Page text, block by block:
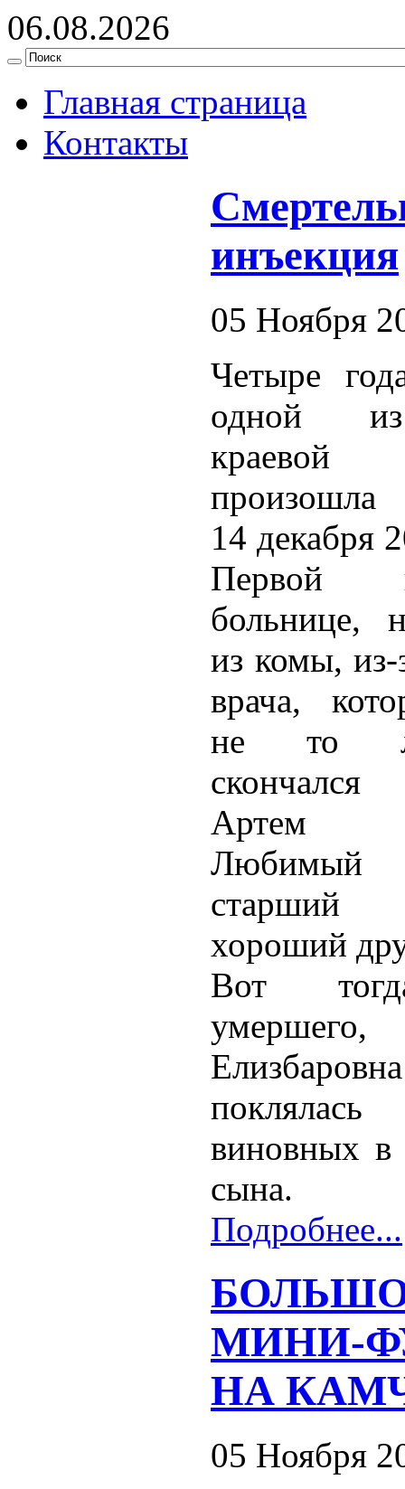
06.08.2026
Главная страница
Контакты
инъекция
05 Ноября
Четыре
одной
краевой
произошла
14 декабря
Первой
больнице,
из комы,
врача,
не то
скончался
Артем
хороший
Вот
поклялась
виновных в
сына.
Подробнее...
МИНИ-
НА
05 Ноября